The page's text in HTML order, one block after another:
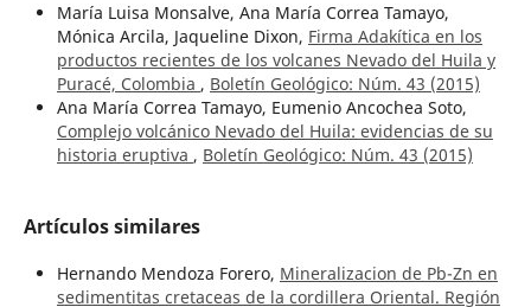
María Luisa Monsalve, Ana María Correa Tamayo,
Mónica Arcila, Jaqueline Dixon, Firma Adakítica en los
productos recientes de los volcanes Nevado del Huila y
Puracé, Colombia , Boletín Geológico: Núm. 43 (2015)
Ana María Correa Tamayo, Eumenio Ancochea Soto,
Complejo volcánico Nevado del Huila: evidencias de su
historia eruptiva , Boletín Geológico: Núm. 43 (2015)
Artículos similares
Hernando Mendoza Forero, Mineralizacion de Pb-Zn en
sedimentitas cretaceas de la cordillera Oriental. Región